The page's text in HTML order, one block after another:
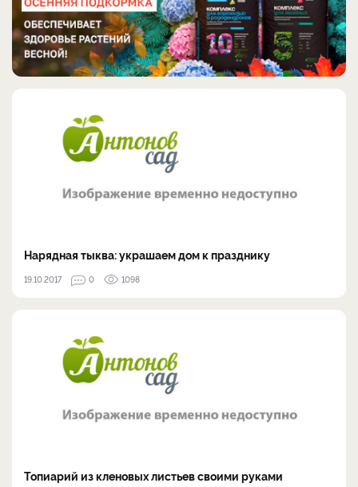
Нарядная тыква: украшаем дом к празднику
19.10.2017 0 1098
Топиарий из кленовых листьев своими руками